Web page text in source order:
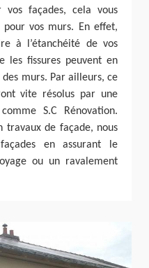
vos façades, cela vous
vos murs. En effet,
à l’étanchéité de vos
les fissures peuvent en
murs. Par ailleurs, ce
vite résolus par une
S.C Rénovation.
travaux de façade, nous
en assurant le
ou un ravalement